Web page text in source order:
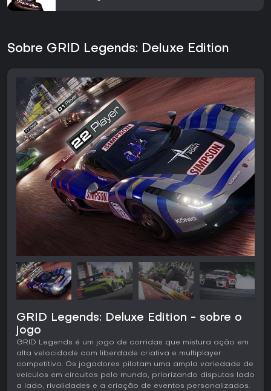
Sobre GRID Legends: Deluxe Edition
GRID Legends: Deluxe Edition - sobre o
jogo
GRID Legends é um jogo de corridas que mistura ação em
alta velocidade com liberdade criativa e multiplayer
competitivo. Os jogadores pilotam uma ampla variedade de
veículos em circuitos pelo mundo, priorizando disputas lado
a lado, rivalidades e a criação de eventos personalizados.